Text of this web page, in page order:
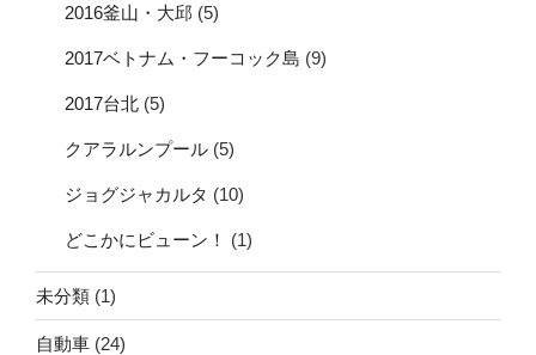
2016釜山・大邱 (5)
2017ベトナム・フーコック島 (9)
2017台北 (5)
クアラルンプール (5)
ジョグジャカルタ (10)
どこかにビューン！ (1)
未分類 (1)
自動車 (24)